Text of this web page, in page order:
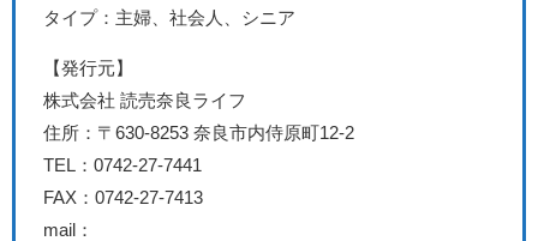
タイプ：主婦、社会人、シニア
【発行元】
株式会社 読売奈良ライフ
住所：〒630-8253 奈良市内侍原町12-2
TEL：0742-27-7441
FAX：0742-27-7413
mail：